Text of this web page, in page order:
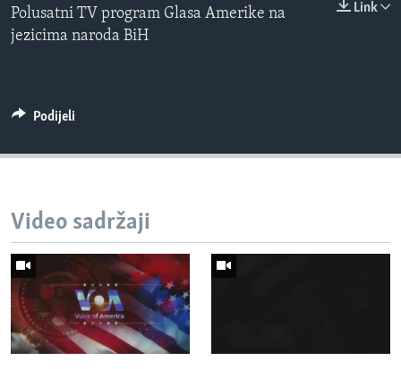
PRATITE NAS Link
Polusatni TV program Glasa Amerike na
jezicima naroda BiH
Podijeli
Video sadržaji